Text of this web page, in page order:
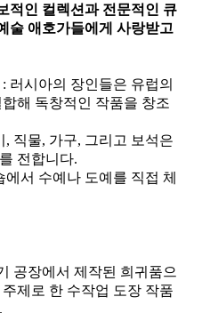
적인 컬렉션과 전문적인 큐
술 애호가들에게 사랑받고
러시아의 장인들은 유럽의
해 독창적인 작품을 창조
, 직물, 가구, 그리고 보석은
전합니다.
서 수예나 도예를 직접 체
공장에서 제작된 희귀품으
제로 한 수작업 도장 작품